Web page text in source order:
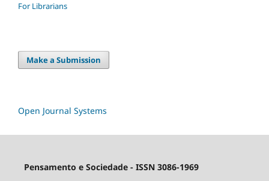
For Librarians
Make a Submission
Open Journal Systems
Pensamento e Sociedade - ISSN 3086-1969